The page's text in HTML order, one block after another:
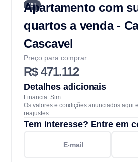
351
Apartamento com
quartos a venda -
Cascavel
Preço para comprar
R$ 471.112
Detalhes adicionais
Financia: Sim
Os valores e condições anunciados aqui
reajustes.
Tem interesse? Entre em
E-mail